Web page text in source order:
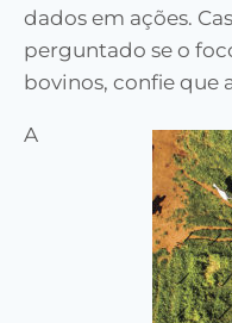
dados em ações.
perguntado se o
bovinos, confie que
A